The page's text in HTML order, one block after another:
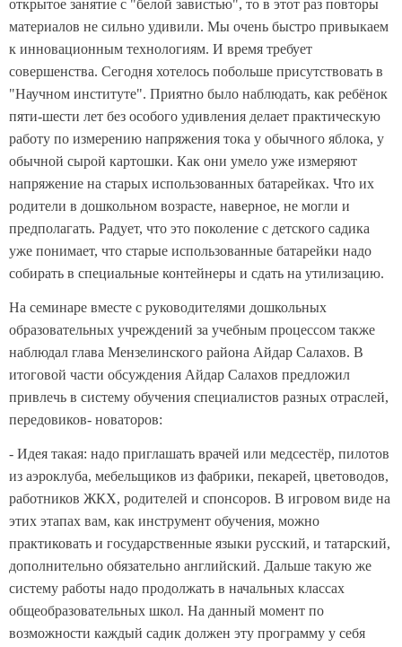
открытое занятие с "белой завистью", то в этот раз повторы
материалов не сильно удивили. Мы очень быстро привыкаем
к инновационным технологиям. И время требует
совершенства. Сегодня хотелось побольше присутствовать в
"Научном институте". Приятно было наблюдать, как ребёнок
пяти-шести лет без особого удивления делает практическую
работу по измерению напряжения тока у обычного яблока, у
обычной сырой картошки. Как они умело уже измеряют
напряжение на старых использованных батарейках. Что их
родители в дошкольном возрасте, наверное, не могли и
предполагать. Радует, что это поколение с детского садика
уже понимает, что старые использованные батарейки надо
собирать в специальные контейнеры и сдать на утилизацию.
На семинаре вместе с руководителями дошкольных
образовательных учреждений за учебным процессом также
наблюдал глава Мензелинского района Айдар Салахов. В
итоговой части обсуждения Айдар Салахов предложил
привлечь в систему обучения специалистов разных отраслей,
передовиков- новаторов:
- Идея такая: надо приглашать врачей или медсестёр, пилотов
из аэроклуба, мебельщиков из фабрики, пекарей, цветоводов,
работников ЖКХ, родителей и спонсоров. В игровом виде на
этих этапах вам, как инструмент обучения, можно
практиковать и государственные языки русский, и татарский,
дополнительно обязательно английский. Дальше такую же
систему работы надо продолжать в начальных классах
общеобразовательных школ. На данный момент по
возможности каждый садик должен эту программу у себя